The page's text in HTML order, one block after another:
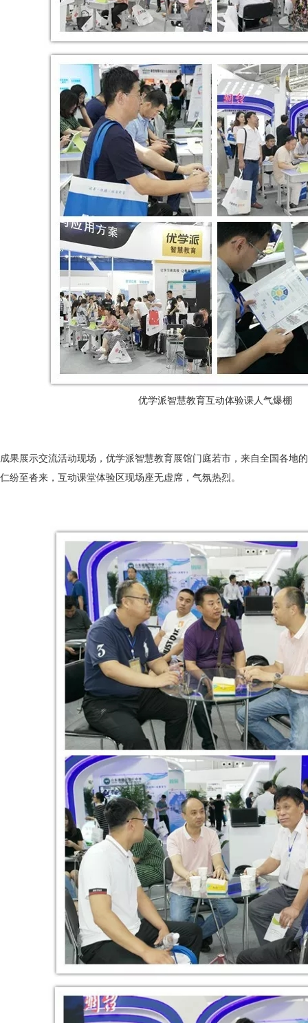
优学派智慧教育互动体验课人气爆棚
成果展示交流活动现场，优学派智慧教育展馆门庭若市，来自全国各地
仁纷至沓来，互动课堂体验区现场座无虚席，气氛热烈。